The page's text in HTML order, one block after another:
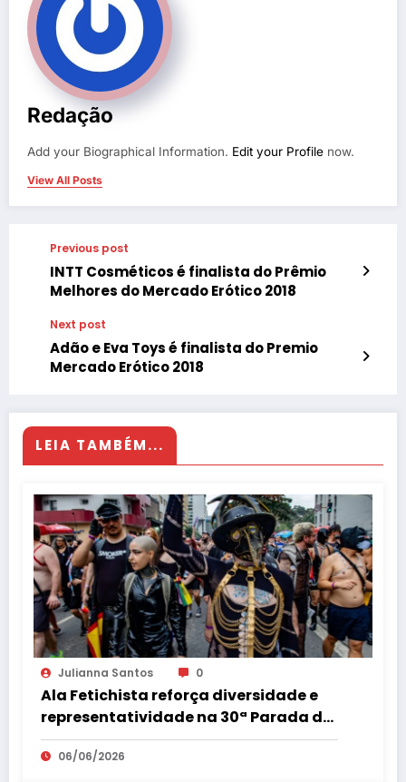
Redação
Add your Biographical Information. Edit your Profile now.
View All Posts
Previous post
INTT Cosméticos é finalista do Prêmio
Melhores do Mercado Erótico 2018
Next post
Adão e Eva Toys é finalista do Premio
Mercado Erótico 2018
LEIA TAMBÉM...
Julianna Santos 0
Ala Fetichista reforça diversidade e
representatividade na 30ª Parada do
Orgulho LGBT+ de São Paulo
06/06/2026